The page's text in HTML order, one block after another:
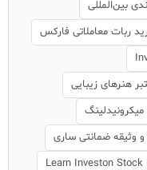
بین‌المللی
ربات معاملاتی فارکس
هنرهای زیبایی
وثیقه ضمانتی ساری
Learn Investon